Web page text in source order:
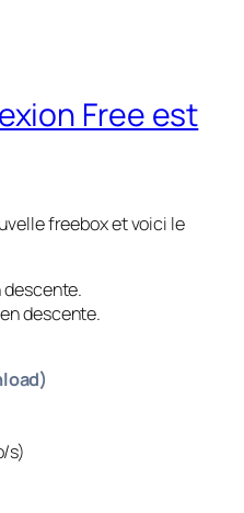
Free est
freebox et voici le
descente.
descente.
s)